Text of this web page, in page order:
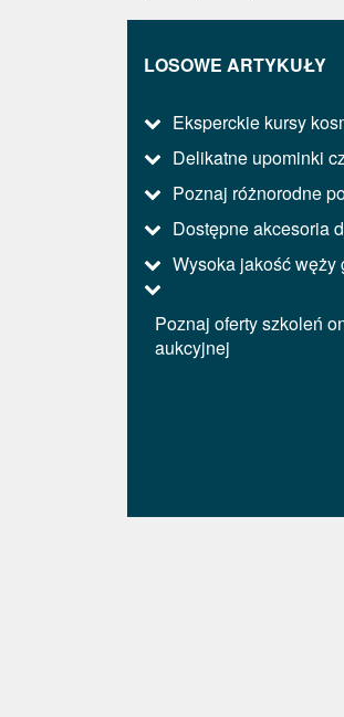
LOSOWE ARTYKUŁY
Eksperckie kursy
Delikatne upominki
Poznaj różnorodne
Dostępne akcesoria
Wysoka jakość węży
Poznaj oferty szkoleń
aukcyjnej